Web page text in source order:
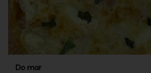
Do mar